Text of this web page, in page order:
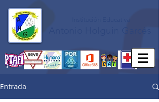
Entrada